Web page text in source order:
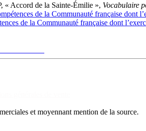
« Accord de la Sainte-Émilie », Vocabulaire
de la Communauté française dont
de la Communauté française dont
et moyennant mention de la source.